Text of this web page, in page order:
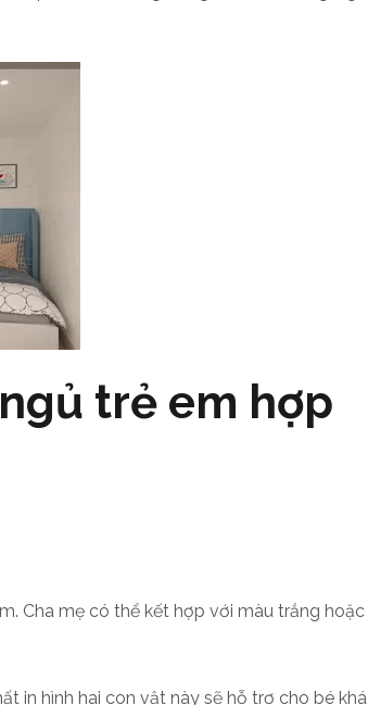
trẻ em hợp
Cha mẹ có thể kết hợp với màu trắng hoặc
in hình hai con vật này sẽ hỗ trợ cho bé khá